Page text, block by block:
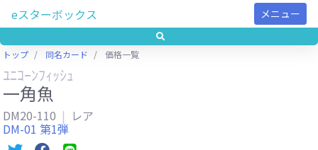
eスターボックス メニュー
トップ 同名カード 価格一覧
ﾕﾆｺｰﾝﾌｨｯｼｭ
一角魚
DM20-110 レア
DM-01 第1弾